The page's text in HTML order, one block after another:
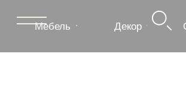
Мебель